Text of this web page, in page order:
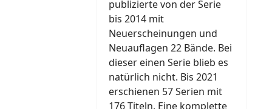
publizierte von der Serie
bis 2014 mit
Neuerscheinungen und
Neuauflagen 22 Bände. Bei
dieser einen Serie blieb es
natürlich nicht. Bis 2021
erschienen 57 Serien mit
176 Titeln. Eine komplette